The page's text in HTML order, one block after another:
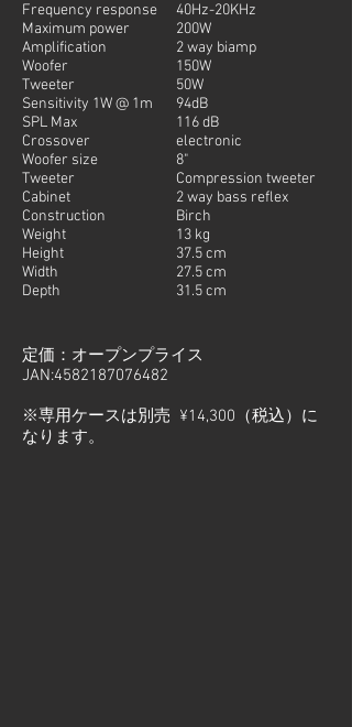
Frequency response
Maximum power
Amplification
Woofer
Tweeter
Sensitivity 1W @ 1m
SPL Max
Crossover
Woofer size
Tweeter
Cabinet
Construction
Weight
Height
Width
Depth
40Hz-20KHz
200W
2 way biamp
150W
50W
94dB
116 dB
electronic
8"
Compression tweeter
2 way bass reflex
Birch
13 kg
37.5 cm
27.5 cm
31.5 cm
定価：オープンプライス
JAN:4582187076482
​※専用ケースは別売 ¥14,300（税込）に
なります。